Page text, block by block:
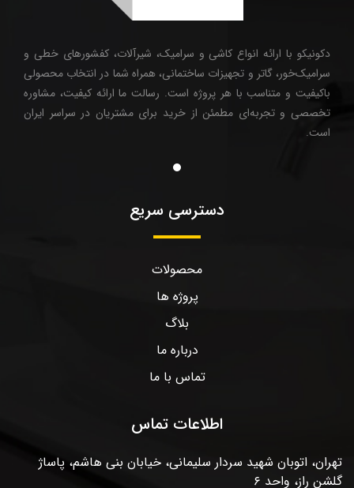
دکونیکو با ارائه انواع کاشی و سرامیک، شیرآلات، کفشورهای خطی و
سرامیک‌خور، گاتر و تجهیزات ساختمانی، همراه شما در انتخاب محصولی
باکیفیت و متناسب با هر پروژه است. رسالت ما ارائه کیفیت، مشاوره
تخصصی و تجربه‌ای مطمئن از خرید برای مشتریان در سراسر ایران
است.
دسترسی سریع
محصولات
پروژه ها
بلاگ
درباره ما
تماس با ما
اطلاعات تماس
تهران، اتوبان شهید سردار سلیمانی، خیابان بنی هاشم، پاساژ
گلشن راز، واحد ۶